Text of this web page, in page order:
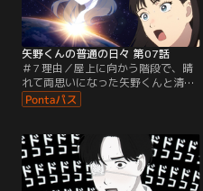
様子で…。
矢野くんの普通の日々 第07話
＃7 理由／屋上に向かう階段で、晴
れて両思いになった矢野くんと清
子。だが、クラスメイトに「2人は
付き合ってるの？」と聞かれた清子
てなに？なぜ自分は矢野くんと付き
合いたのか？自問自答する清子が出
した答えは…。